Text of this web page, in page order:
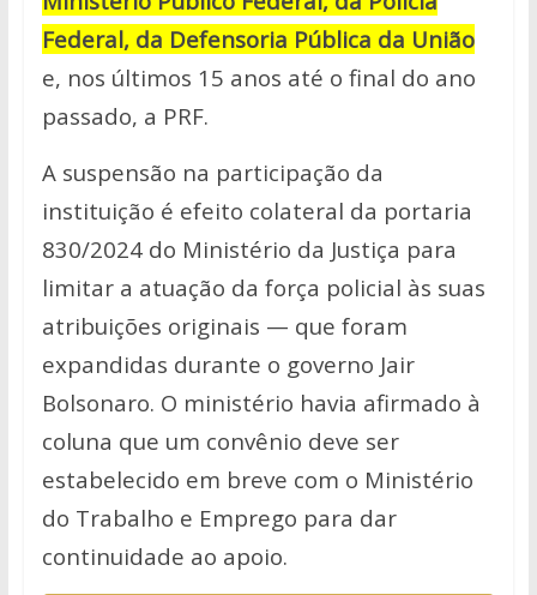
Federal, da Defensoria Pública da União
e, nos últimos 15 anos até o final do ano
passado, a PRF.
A suspensão na participação da
instituição é efeito colateral da portaria
830/2024 do Ministério da Justiça para
limitar a atuação da força policial às suas
atribuições originais — que foram
expandidas durante o governo Jair
Bolsonaro. O ministério havia afirmado à
coluna que um convênio deve ser
estabelecido em breve com o Ministério
do Trabalho e Emprego para dar
continuidade ao apoio.